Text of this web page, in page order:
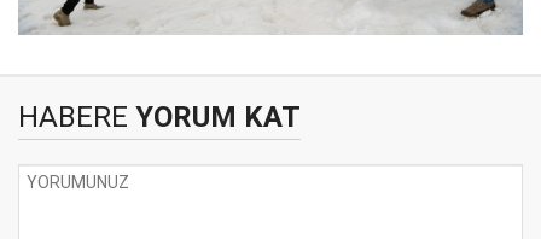
HABERE YORUM KAT